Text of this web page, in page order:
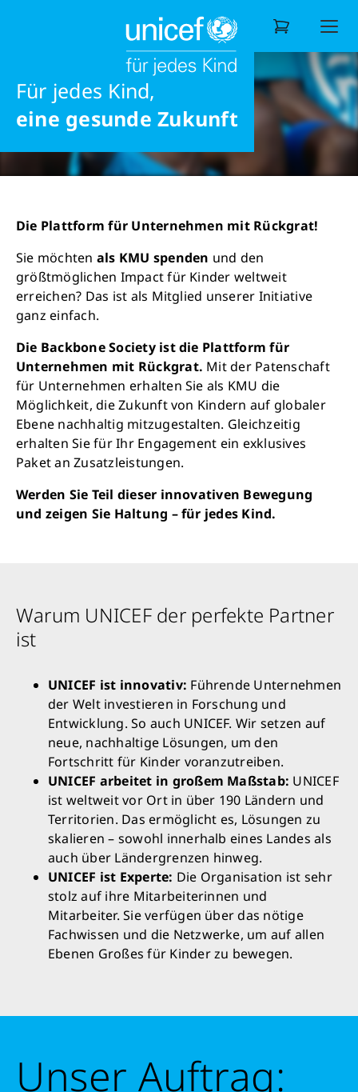
Für jedes Kind,
jedes Recht
Frieden
eine gesunde Zukunft
Wonach suchen Sie?
Als UnternehmenBackbone Society
DIE BACKBONE
SOCIETY
Die Plattform für Unternehmen mit Rückgrat!
Sie möchten als KMU spenden und den
größtmöglichen Impact für Kinder weltweit
erreichen? Das ist als Mitglied unserer Initiative
ganz einfach.
Die Backbone Society ist die Plattform für
Unternehmen mit Rückgrat. Mit der Patenschaft
für Unternehmen erhalten Sie als KMU die
Möglichkeit, die Zukunft von Kindern auf globaler
Ebene nachhaltig mitzugestalten. Gleichzeitig
erhalten Sie für Ihr Engagement ein exklusives
Paket an Zusatzleistungen.
Werden Sie Teil dieser innovativen Bewegung
und zeigen Sie Haltung – für jedes Kind.
Warum UNICEF der perfekte Partner
ist
UNICEF ist innovativ: Führende Unternehmen
der Welt investieren in Forschung und
Entwicklung. So auch UNICEF. Wir setzen auf
neue, nachhaltige Lösungen, um den
Fortschritt für Kinder voranzutreiben.
UNICEF arbeitet in großem Maßstab: UNICEF
ist weltweit vor Ort in über 190 Ländern und
Territorien. Das ermöglicht es, Lösungen zu
skalieren – sowohl innerhalb eines Landes als
auch über Ländergrenzen hinweg.
UNICEF ist Experte: Die Organisation ist sehr
stolz auf ihre Mitarbeiterinnen und
Mitarbeiter. Sie verfügen über das nötige
Fachwissen und die Netzwerke, um auf allen
Ebenen Großes für Kinder zu bewegen.
Unser Auftrag: